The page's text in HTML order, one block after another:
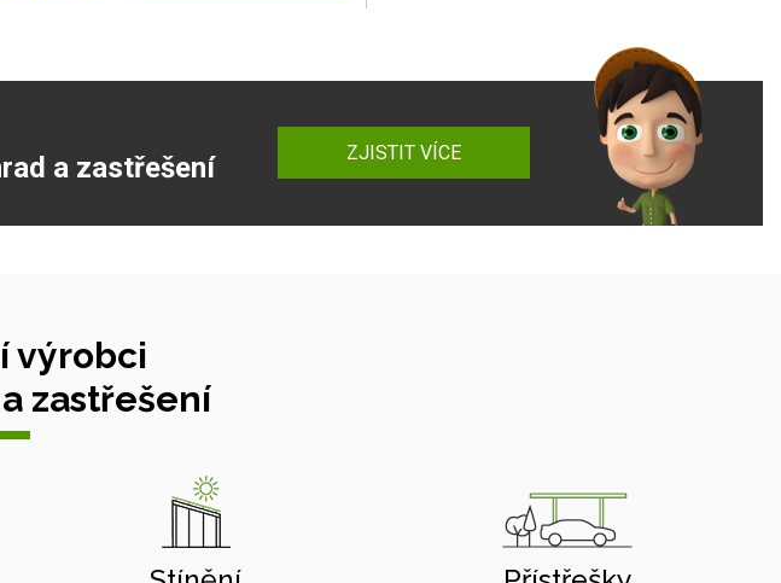
a zastřešení ZJISTIT VÍCE
výrobci
zastřešení